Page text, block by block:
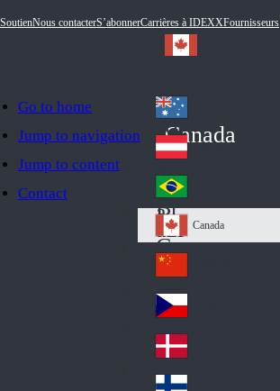
Go to home
Jump to navigation
Jump to content
Contact
SoutienNous contacterS’abonnerCarrières à IDEXXFournisseurs
Canada
Au
str
ali
a
Au
stri
a
Br
azi
l
Ca
na
da
Canada
Ch
ina
Cz
ec
h
De